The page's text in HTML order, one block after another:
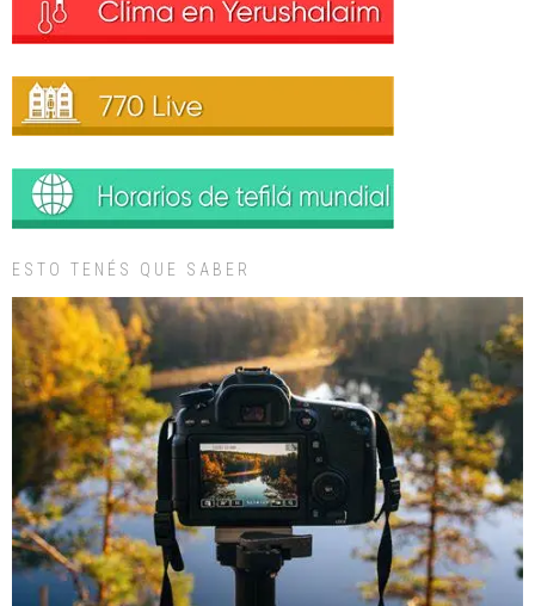
ESTO TENÉS QUE SABER